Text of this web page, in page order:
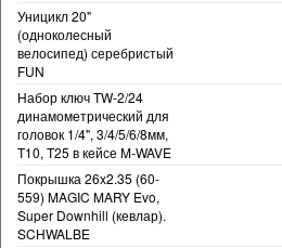
Уницикл 20"
(одноколесный
велосипед) серебристый
FUN
Набор ключ TW-2/24
динамометрический для
головок 1/4", 3/4/5/6/8мм,
T10, T25 в кейсе M-WAVE
Покрышка 26x2.35 (60-
559) MAGIC MARY Evo,
Super Downhill (кевлар).
SCHWALBE